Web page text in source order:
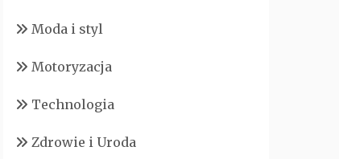
Moda i styl
Motoryzacja
Technologia
Zdrowie i Uroda